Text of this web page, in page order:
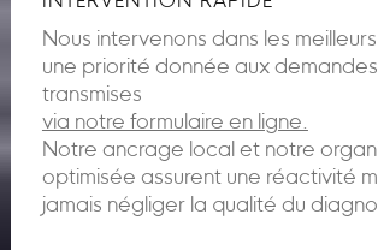
Nous intervenons dans les
une priorité donnée aux
transmises
via notre formulaire en ligne.
Notre ancrage local et notre
optimisée assurent une réactivité
jamais négliger la qualité du